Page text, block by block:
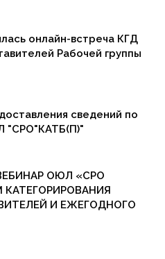
онлайн-встреча КГД
Рабочей группы
сведений по
"СРО"КАТБ(П)"
ОЮЛ «СРО
И ЕЖЕГОДНОГО